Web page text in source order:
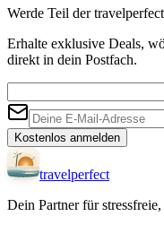
Werde Teil der
Erhalte exklusive Deals,
direkt in dein Postfach.
Kostenlos anmelden
travelperfect
Dein Partner für